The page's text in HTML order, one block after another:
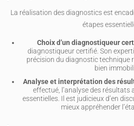
La réalisation des diagnostics est
étapes
Choix d’un diagnostiqueur
diagnostiqueur certifié. Son
précision du diagnostic technique
bien
Analyse et interprétation des
effectué, l’analyse des
essentielles. Il est judicieux d’en
mieux appréhender